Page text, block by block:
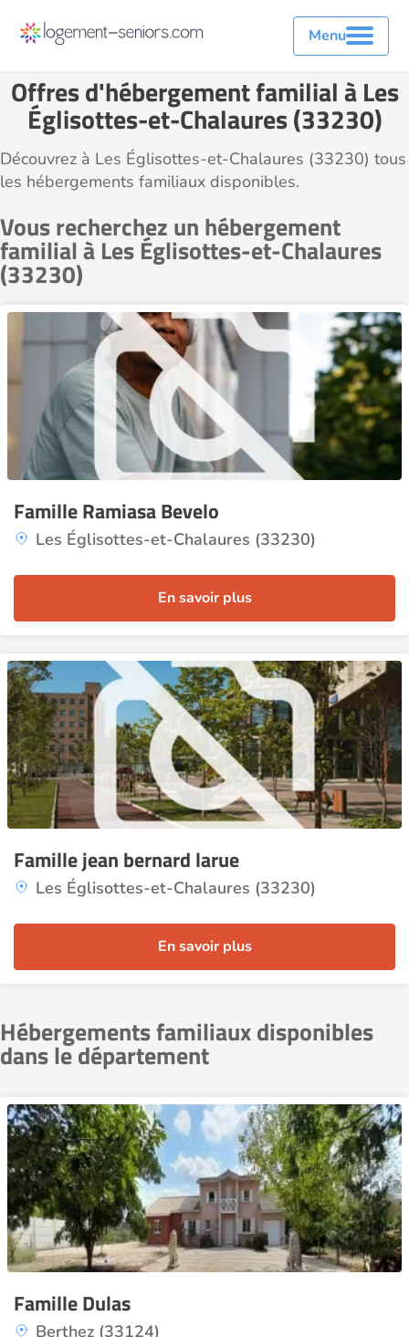
Menu
Offres d'hébergement familial à Les
Églisottes-et-Chalaures (33230)
Découvrez à Les Églisottes-et-Chalaures (33230) tous
les hébergements familiaux disponibles.
Vous recherchez un hébergement
familial à Les Églisottes-et-Chalaures
(33230)
Famille Ramiasa Bevelo
Les Églisottes-et-Chalaures (33230)
En savoir plus
Famille jean bernard larue
Les Églisottes-et-Chalaures (33230)
En savoir plus
Hébergements familiaux disponibles
dans le département
Famille Dulas
Berthez (33124)